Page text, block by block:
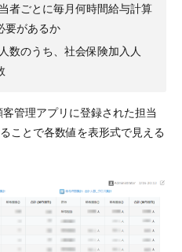
者ごとに毎月何時間給与計算
要があるか
数のうち、社会保険加入人
管理アプリに登録された担当
ことで各数値を表形式で見える